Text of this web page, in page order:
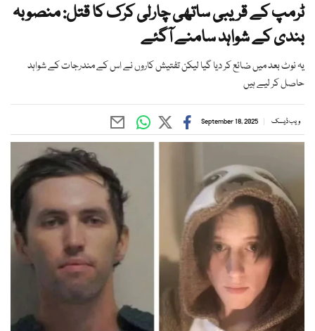
ٹرمپ کے قریبی ساتھی چارلی کرک کا قتل: منصوبہ
بندی کے شواہد سامنے آگئے
یہ نوٹ بعد میں ضائع کر دیا گیا لیکن تفتیش کاروں نے اس کے مندرجات کے شواہد
حاصل کر لیے ہیں
ویب ڈیسک September 18, 2025